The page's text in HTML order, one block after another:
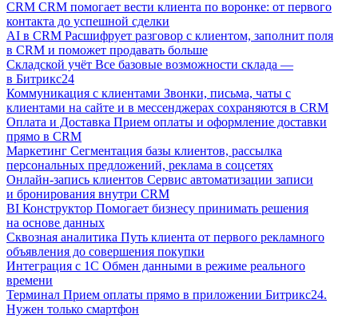
CRM CRM помогает вести клиента по воронке: от первого
контакта до успешной сделки
AI в CRM Расшифрует разговор с клиентом, заполнит поля
в CRM и поможет продавать больше
Складской учёт Все базовые возможности склада —
в Битрикс24
Коммуникация с клиентами Звонки, письма, чаты с
клиентами на сайте и в мессенджерах сохраняются в CRM
Оплата и Доставка Прием оплаты и оформление доставки
прямо в CRM
Маркетинг Сегментация базы клиентов, рассылка
персональных предложений, реклама в соцсетях
Онлайн-запись клиентов Сервис автоматизации записи
и бронирования внутри CRM
BI Конструктор Помогает бизнесу принимать решения
на основе данных
Сквозная аналитика Путь клиента от первого рекламного
объявления до совершения покупки
Интеграция с 1С Обмен данными в режиме реального
времени
Терминал Прием оплаты прямо в приложении Битрикс24.
Нужен только смартфон